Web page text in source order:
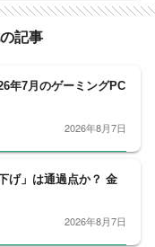
記事
年7月のゲーミングPC
2026年8月7日
げ」は通過点か？ 金
2026年8月7日